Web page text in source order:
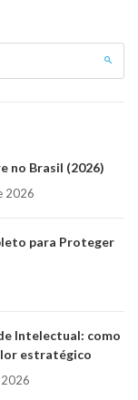
no Brasil (2026)
2026
para Proteger
Intelectual: como
estratégico